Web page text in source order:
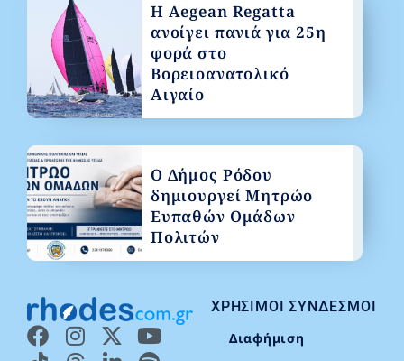
ΧΡΉΣΙΜΟΙ ΣΎΝΔΕΣΜΟΙ
Διαφήμιση
Η Aegean Regatta
ανοίγει πανιά για 25η
φορά στο
Βορειοανατολικό
Αιγαίο
Ο Δήμος Ρόδου
δημιουργεί Μητρώο
Ευπαθών Ομάδων
Πολιτών